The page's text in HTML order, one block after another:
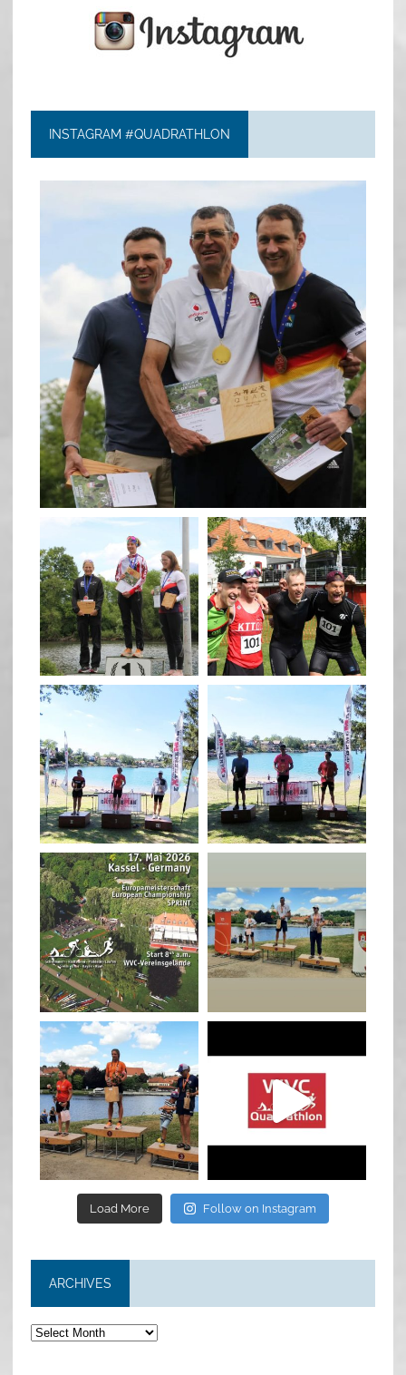
INSTAGRAM #QUADRATHLON
quadrathlon
May 26
quadrathlon
May 26
quadrathlon
May 3 May 3
quadrathlon
Jan 27
quadrathlon
Jul 6
Load More Follow on Instagram
ARCHIVES
Archives